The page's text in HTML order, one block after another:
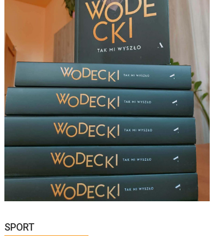
SPORT